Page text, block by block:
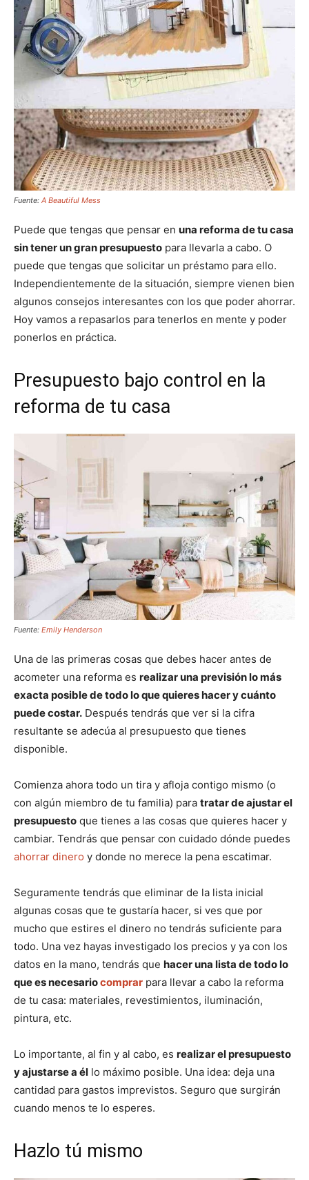
Fuente: A Beautiful Mess
Puede que tengas que pensar en una reforma de tu casa
sin tener un gran presupuesto para llevarla a cabo. O
puede que tengas que solicitar un préstamo para ello.
Independientemente de la situación, siempre vienen bien
algunos consejos interesantes con los que poder ahorrar.
Hoy vamos a repasarlos para tenerlos en mente y poder
ponerlos en práctica.
Presupuesto bajo control en la
reforma de tu casa
Fuente: Emily Henderson
Una de las primeras cosas que debes hacer antes de
acometer una reforma es realizar una previsión lo más
exacta posible de todo lo que quieres hacer y cuánto
puede costar. Después tendrás que ver si la cifra
resultante se adecúa al presupuesto que tienes
disponible.
Comienza ahora todo un tira y afloja contigo mismo (o
con algún miembro de tu familia) para tratar de ajustar el
presupuesto que tienes a las cosas que quieres hacer y
cambiar. Tendrás que pensar con cuidado dónde puedes
ahorrar dinero y donde no merece la pena escatimar.
Seguramente tendrás que eliminar de la lista inicial
algunas cosas que te gustaría hacer, si ves que por
mucho que estires el dinero no tendrás suficiente para
todo. Una vez hayas investigado los precios y ya con los
datos en la mano, tendrás que hacer una lista de todo lo
que es necesariocomprar para llevar a cabo la reforma
de tu casa: materiales, revestimientos, iluminación,
pintura, etc.
Lo importante, al fin y al cabo, es realizar el presupuesto
y ajustarse a él lo máximo posible. Una idea: deja una
cantidad para gastos imprevistos. Seguro que surgirán
cuando menos te lo esperes.
Hazlo tú mismo